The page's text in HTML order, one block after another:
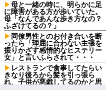
母と一緒の時に、明らかに足
に障害がある方が歩いていた。
母「なんであんな歩き方なの？
ふざけてるの？」
同僚男性とのお付き合いを断
ったら「理屈に合わない主張を
振りかざす感情的なヒステリー
女」と言いふらされて・・・
レストランで食事してたらい
きなり後ろから髪を引っ張ら
れ、子供が悪戯してるのかと思